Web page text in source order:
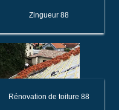
Zingueur 88
Rénovation de toiture 88